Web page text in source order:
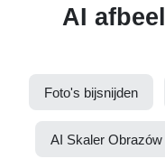
AI
Foto's bijsnijden
AI Skaler Obrazów